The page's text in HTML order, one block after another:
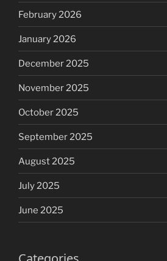
February 2026
January 2026
December 2025
November 2025
October 2025
September 2025
August 2025
July 2025
June 2025